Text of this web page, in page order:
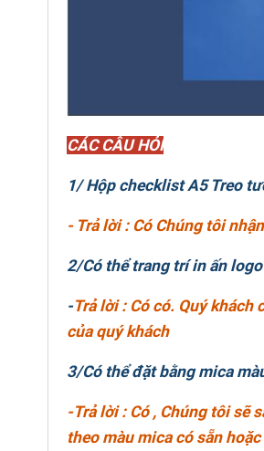
CÁC CÂU HỎI
1/ Hộp checklist A5 Treo
- Trả lời : Có Chúng tôi
2/Có thể trang trí in ấn
-Trả lời : Có có. Quý
của quý khách
3/Có thể đặt bằng mica
-Trả lời : Có , Chúng tôi sẽ
theo màu mica có sẵn